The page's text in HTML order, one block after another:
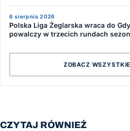
6 sierpnia 2026
Polska Liga Żeglarska wraca do
powalczy w trzecich rundach
ZOBACZ WSZYSTKIE
CZYTAJ RÓWNIEŻ